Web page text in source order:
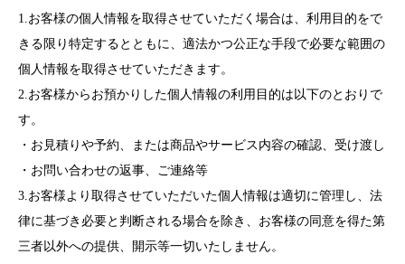
1.お客様の個人情報を取得させていただく場合は、利用目的をで
きる限り特定するとともに、適法かつ公正な手段で必要な範囲の
個人情報を取得させていただきます。
2.お客様からお預かりした個人情報の利用目的は以下のとおりで
す。
・お見積りや予約、または商品やサービス内容の確認、受け渡し
・お問い合わせの返事、ご連絡等
3.お客様より取得させていただいた個人情報は適切に管理し、法
律に基づき必要と判断される場合を除き、お客様の同意を得た第
三者以外への提供、開示等一切いたしません。